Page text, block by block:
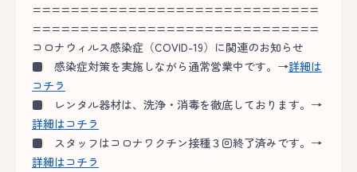
==============================
==============================
コロナウィルス感染症（COVID-19）に関連のお知らせ
■ 感染症対策を実施しながら通常営業中です。→詳細は
コチラ
■ レンタル器材は、洗浄・消毒を徹底しております。→
詳細はコチラ
■ スタッフはコロナワクチン接種３回終了済みです。→
詳細はコチラ